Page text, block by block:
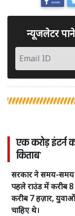
SHARE
न्यूजलेटर
एक करोड़ इंटर्न
किताब'
सरकार ने समय-समय
पहले राउंड में करीब 8
करीब 7 हज़ार,
चाहिए थे।